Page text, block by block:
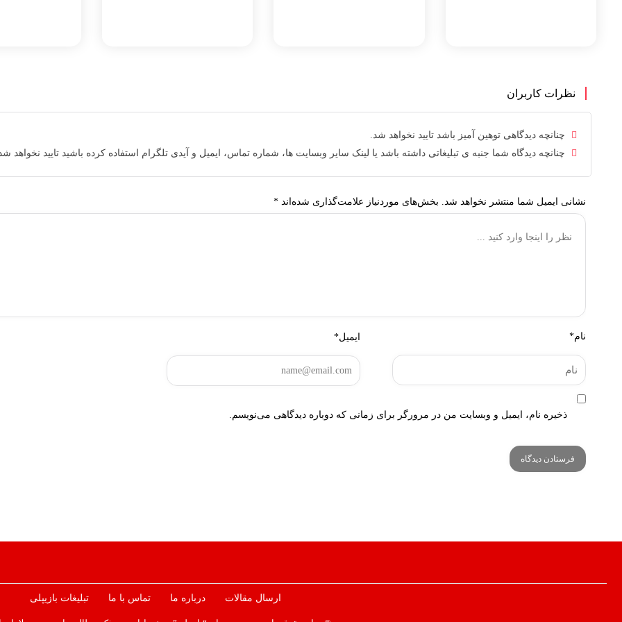
نظرات کاربران
چنانچه دیدگاهی توهین آمیز باشد تایید نخواهد شد.
چنانچه دیدگاه شما جنبه ی تبلیغاتی داشته باشد یا لینک سایر وبسایت ها، شماره تماس، ایمیل و آیدی تلگرام استفاده کرده باشید تایید نخواهد
نشانی ایمیل شما منتشر نخواهد شد. بخش‌های موردنیاز علامت‌گذاری شده‌اند *
نام* ایمیل*
ذخیره نام، ایمیل و وبسایت من در مرورگر برای زمانی که دوباره دیدگاهی می‌نویسم.
ارسال مقالات درباره ما تماس با ما تبلیغات بازیپلی